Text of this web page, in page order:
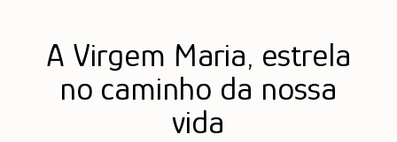
A Virgem Maria, estrela
no caminho da nossa
vida